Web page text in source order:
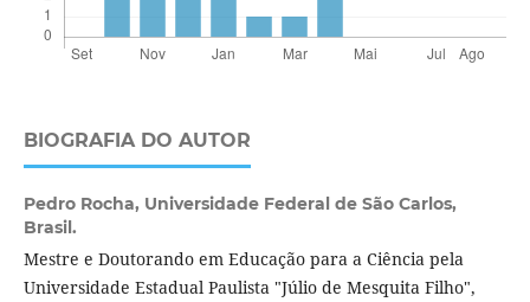
BIOGRAFIA DO AUTOR
Pedro Rocha, Universidade Federal de São Carlos,
Brasil.
Mestre e Doutorando em Educação para a Ciência pela
Universidade Estadual Paulista "Júlio de Mesquita Filho",